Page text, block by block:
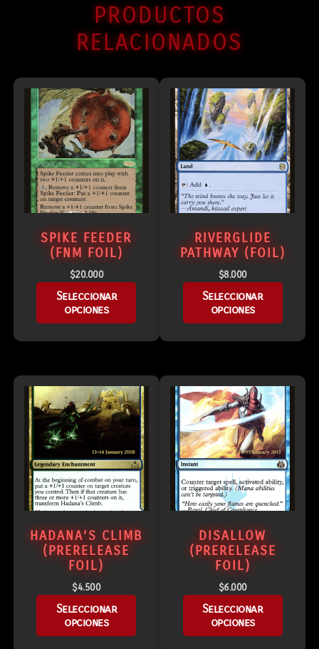
PRODUCTOS
RELACIONADOS
SPIKE FEEDER
(FNM FOIL)
$20.000
Seleccionar
opciones
RIVERGLIDE
PATHWAY (FOIL)
$8.000
Seleccionar
opciones
HADANA’S CLIMB
(PRERELEASE
FOIL)
$4.500
Seleccionar
opciones
DISALLOW
(PRERELEASE
FOIL)
$6.000
Seleccionar
opciones